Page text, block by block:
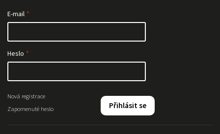
E-mail
Heslo
Přihlásit se
Nová registrace
Zapomenuté heslo